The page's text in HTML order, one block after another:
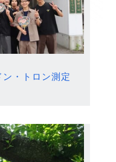
・トロン測定